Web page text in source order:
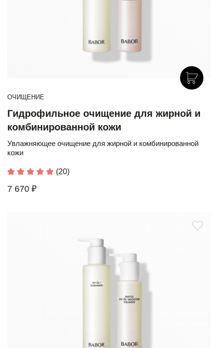
ОЧИЩЕНИЕ
Гидрофильное очищение для жирной и
комбинированной кожи
Увлажняющее очищение для жирной и комбинированной
кожи
(20)
7 670 ₽